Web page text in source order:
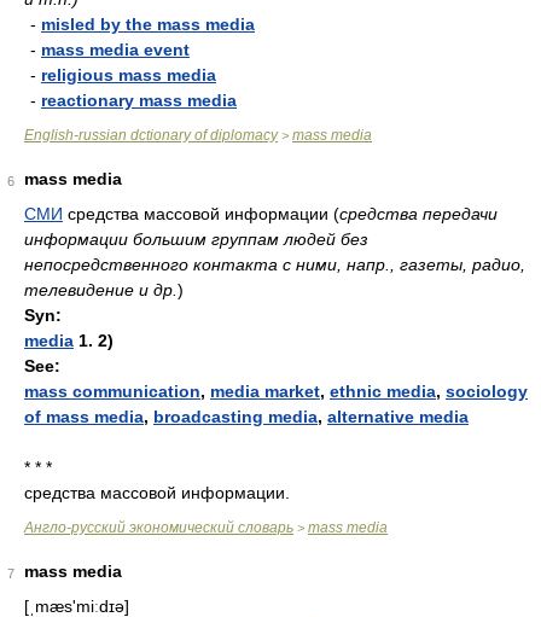
- misled by the mass media
- mass media event
- religious mass media
- reactionary mass media
English-russian dctionary of diplomacy> mass media
6
mass media
СМИ средства массовой информации (средства передачи
информации большим группам людей без
непосредственного контакта с ними, напр., газеты, радио,
телевидение и др. )
Syn:
media 1. 2)
See:
mass communication, media market, ethnic media, sociology
of mass media, broadcasting media, alternative media
* * *
средства массовой информации.
Англо-русский экономический словарь > mass media
7
mass media
[ˌmæs'miːdɪə]